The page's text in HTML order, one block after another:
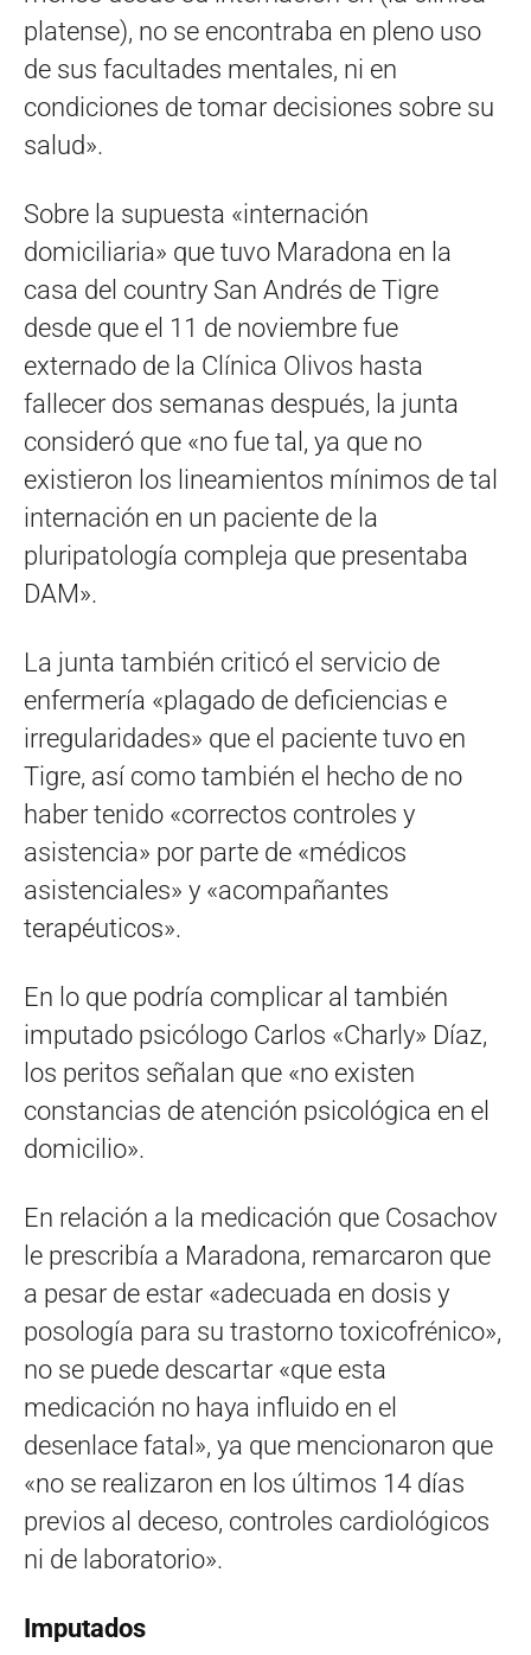
platense), no se encontraba en pleno uso
de sus facultades mentales, ni en
condiciones de tomar decisiones sobre su
salud».
Sobre la supuesta «internación
domiciliaria» que tuvo Maradona en la
casa del country San Andrés de Tigre
desde que el 11 de noviembre fue
externado de la Clínica Olivos hasta
fallecer dos semanas después, la junta
consideró que «no fue tal, ya que no
existieron los lineamientos mínimos de tal
internación en un paciente de la
pluripatología compleja que presentaba
DAM».
La junta también criticó el servicio de
enfermería «plagado de deficiencias e
irregularidades» que el paciente tuvo en
Tigre, así como también el hecho de no
haber tenido «correctos controles y
asistencia» por parte de «médicos
asistenciales» y «acompañantes
terapéuticos».
En lo que podría complicar al también
imputado psicólogo Carlos «Charly» Díaz,
los peritos señalan que «no existen
constancias de atención psicológica en el
domicilio».
En relación a la medicación que Cosachov
le prescribía a Maradona, remarcaron que
a pesar de estar «adecuada en dosis y
posología para su trastorno toxicofrénico»,
no se puede descartar «que esta
medicación no haya influido en el
desenlace fatal», ya que mencionaron que
«no se realizaron en los últimos 14 días
previos al deceso, controles cardiológicos
ni de laboratorio».
Imputados